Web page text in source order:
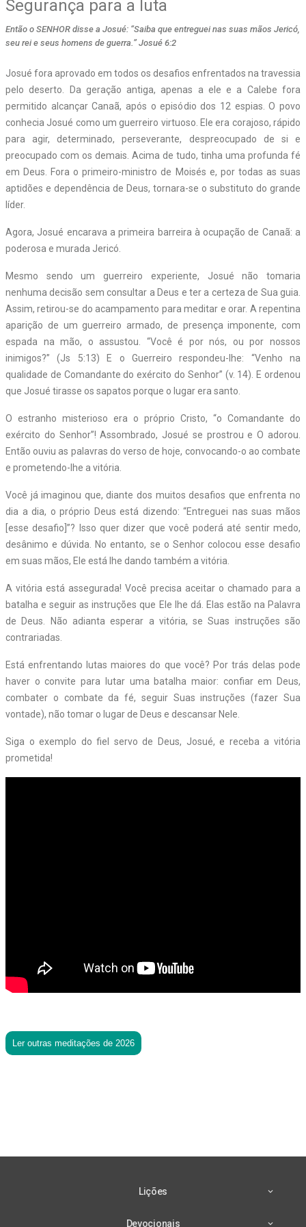
Segurança para a luta
Então o SENHOR disse a Josué: “Saiba que entreguei nas suas mãos Jericó,
seu rei e seus homens de guerra.” Josué 6:2
Josué fora aprovado em todos os desafios enfrentados na travessia
pelo deserto. Da geração antiga, apenas a ele e a Calebe fora
permitido alcançar Canaã, após o episódio dos 12 espias. O povo
conhecia Josué como um guerreiro virtuoso. Ele era corajoso, rápido
para agir, determinado, perseverante, despreocupado de si e
preocupado com os demais. Acima de tudo, tinha uma profunda fé
em Deus. Fora o primeiro-ministro de Moisés e, por todas as suas
aptidões e dependência de Deus, tornara-se o substituto do grande
líder.
Agora, Josué encarava a primeira barreira à ocupação de Canaã: a
poderosa e murada Jericó.
Mesmo sendo um guerreiro experiente, Josué não tomaria
nenhuma decisão sem consultar a Deus e ter a certeza de Sua guia.
Assim, retirou-se do acampamento para meditar e orar. A repentina
aparição de um guerreiro armado, de presença imponente, com
espada na mão, o assustou. “Você é por nós, ou por nossos
inimigos?” (Js 5:13) E o Guerreiro respondeu-lhe: “Venho na
qualidade de Comandante do exército do Senhor” (v. 14). E ordenou
que Josué tirasse os sapatos porque o lugar era santo.
O estranho misterioso era o próprio Cristo, “o Comandante do
exército do Senhor”! Assombrado, Josué se prostrou e O adorou.
Então ouviu as palavras do verso de hoje, convocando-o ao combate
e prometendo-lhe a vitória.
Você já imaginou que, diante dos muitos desafios que enfrenta no
dia a dia, o próprio Deus está dizendo: “Entreguei nas suas mãos
[esse desafio]”? Isso quer dizer que você poderá até sentir medo,
desânimo e dúvida. No entanto, se o Senhor colocou esse desafio
em suas mãos, Ele está lhe dando também a vitória.
A vitória está assegurada! Você precisa aceitar o chamado para a
batalha e seguir as instruções que Ele lhe dá. Elas estão na Palavra
de Deus. Não adianta esperar a vitória, se Suas instruções são
contrariadas.
Está enfrentando lutas maiores do que você? Por trás delas pode
haver o convite para lutar uma batalha maior: confiar em Deus,
combater o combate da fé, seguir Suas instruções (fazer Sua
vontade), não tomar o lugar de Deus e descansar Nele.
Siga o exemplo do fiel servo de Deus, Josué, e receba a vitória
prometida!
Ler outras meditações de 2026
Lições
Devocionais